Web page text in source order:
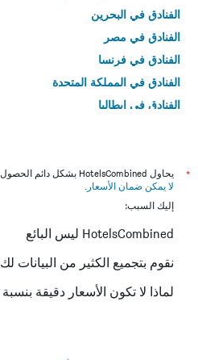
الفنادق في البحرين
الفنادق في مصر
الفنادق في فرنسا
الفنادق في المملكة المتحدة
الفنادق في إيطاليا
*
يحاول HotelsCombined بشكل دائم الحصول على الأسعار الدقيقة، ولكن
لا يمكن ضمان الأسعار .
إليك السبب:
HotelsCombined ليس البائع
نقوم بتجميع الكثير من البيانات لك
لماذا لا تكون الأسعار دقيقة بنسبة 100٪؟